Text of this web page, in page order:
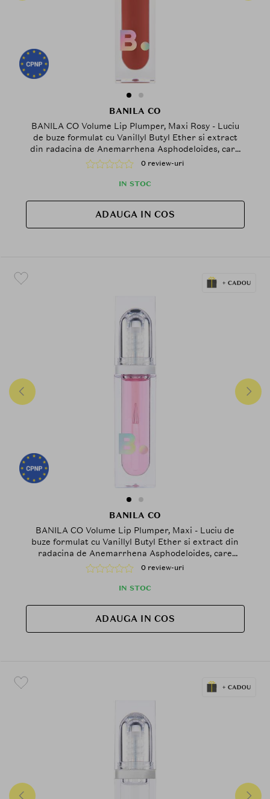
BANILA CO
BANILA CO Volume Lip Plumper, Maxi Rosy - Luciu
de buze formulat cu Vanillyl Butyl Ether si extract
din radacina de Anemarrhena Asphodeloides, care
contribuie la efectul de volum si la mentinerea
confortului buzelor
0 review-uri
IN STOC
ADAUGA IN COS
BANILA CO
BANILA CO Volume Lip Plumper, Maxi - Luciu de
buze formulat cu Vanillyl Butyl Ether si extract din
radacina de Anemarrhena Asphodeloides, care
contribuie la efectul de volum si la metinerea
confortului buzelor
0 review-uri
IN STOC
ADAUGA IN COS